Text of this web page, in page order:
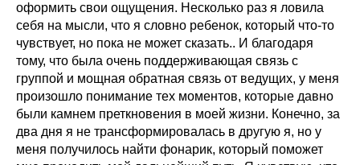
оформить свои ощущения. Несколько раз я ловила
себя на мысли, что я словно ребенок, который что-то
чувствует, но пока не может сказать.. И благодаря
тому, что была очень поддерживающая связь с
группой и мощная обратная связь от ведущих, у меня
произошло понимание тех моментов, которые давно
были камнем преткновения в моей жизни. Конечно, за
два дня я не трансформировалась в другую я, но у
меня получилось найти фонарик, который поможет